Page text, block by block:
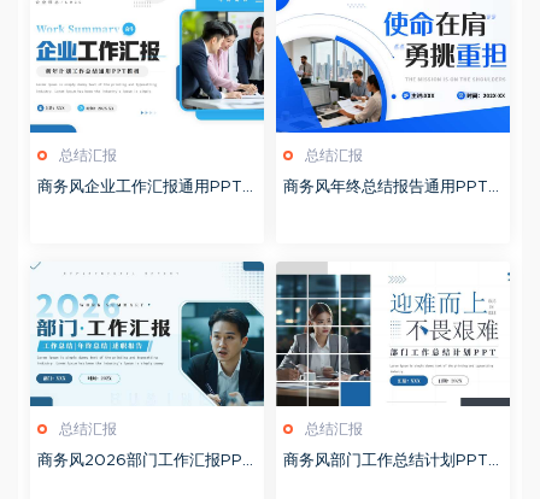
总结汇报
商务风企业工作汇报通用PPT
总结汇报
商务风年终总结报告通用PPT
总结汇报
商务风2026部门工作汇报PPT
总结汇报
商务风部门工作总结计划PPT